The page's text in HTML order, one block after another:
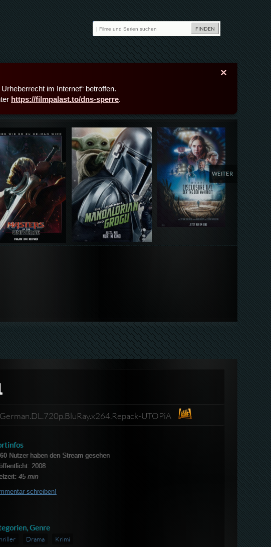
×
im Internet“ betroffen.
https://filmpalast.to/dns-sperre.
Details,Play Details,Play Details,Play
WEITER
UTOPiA
Nutzer haben den Stream gesehen
2008
45 min
schreiben!
Genre
Drama Krimi